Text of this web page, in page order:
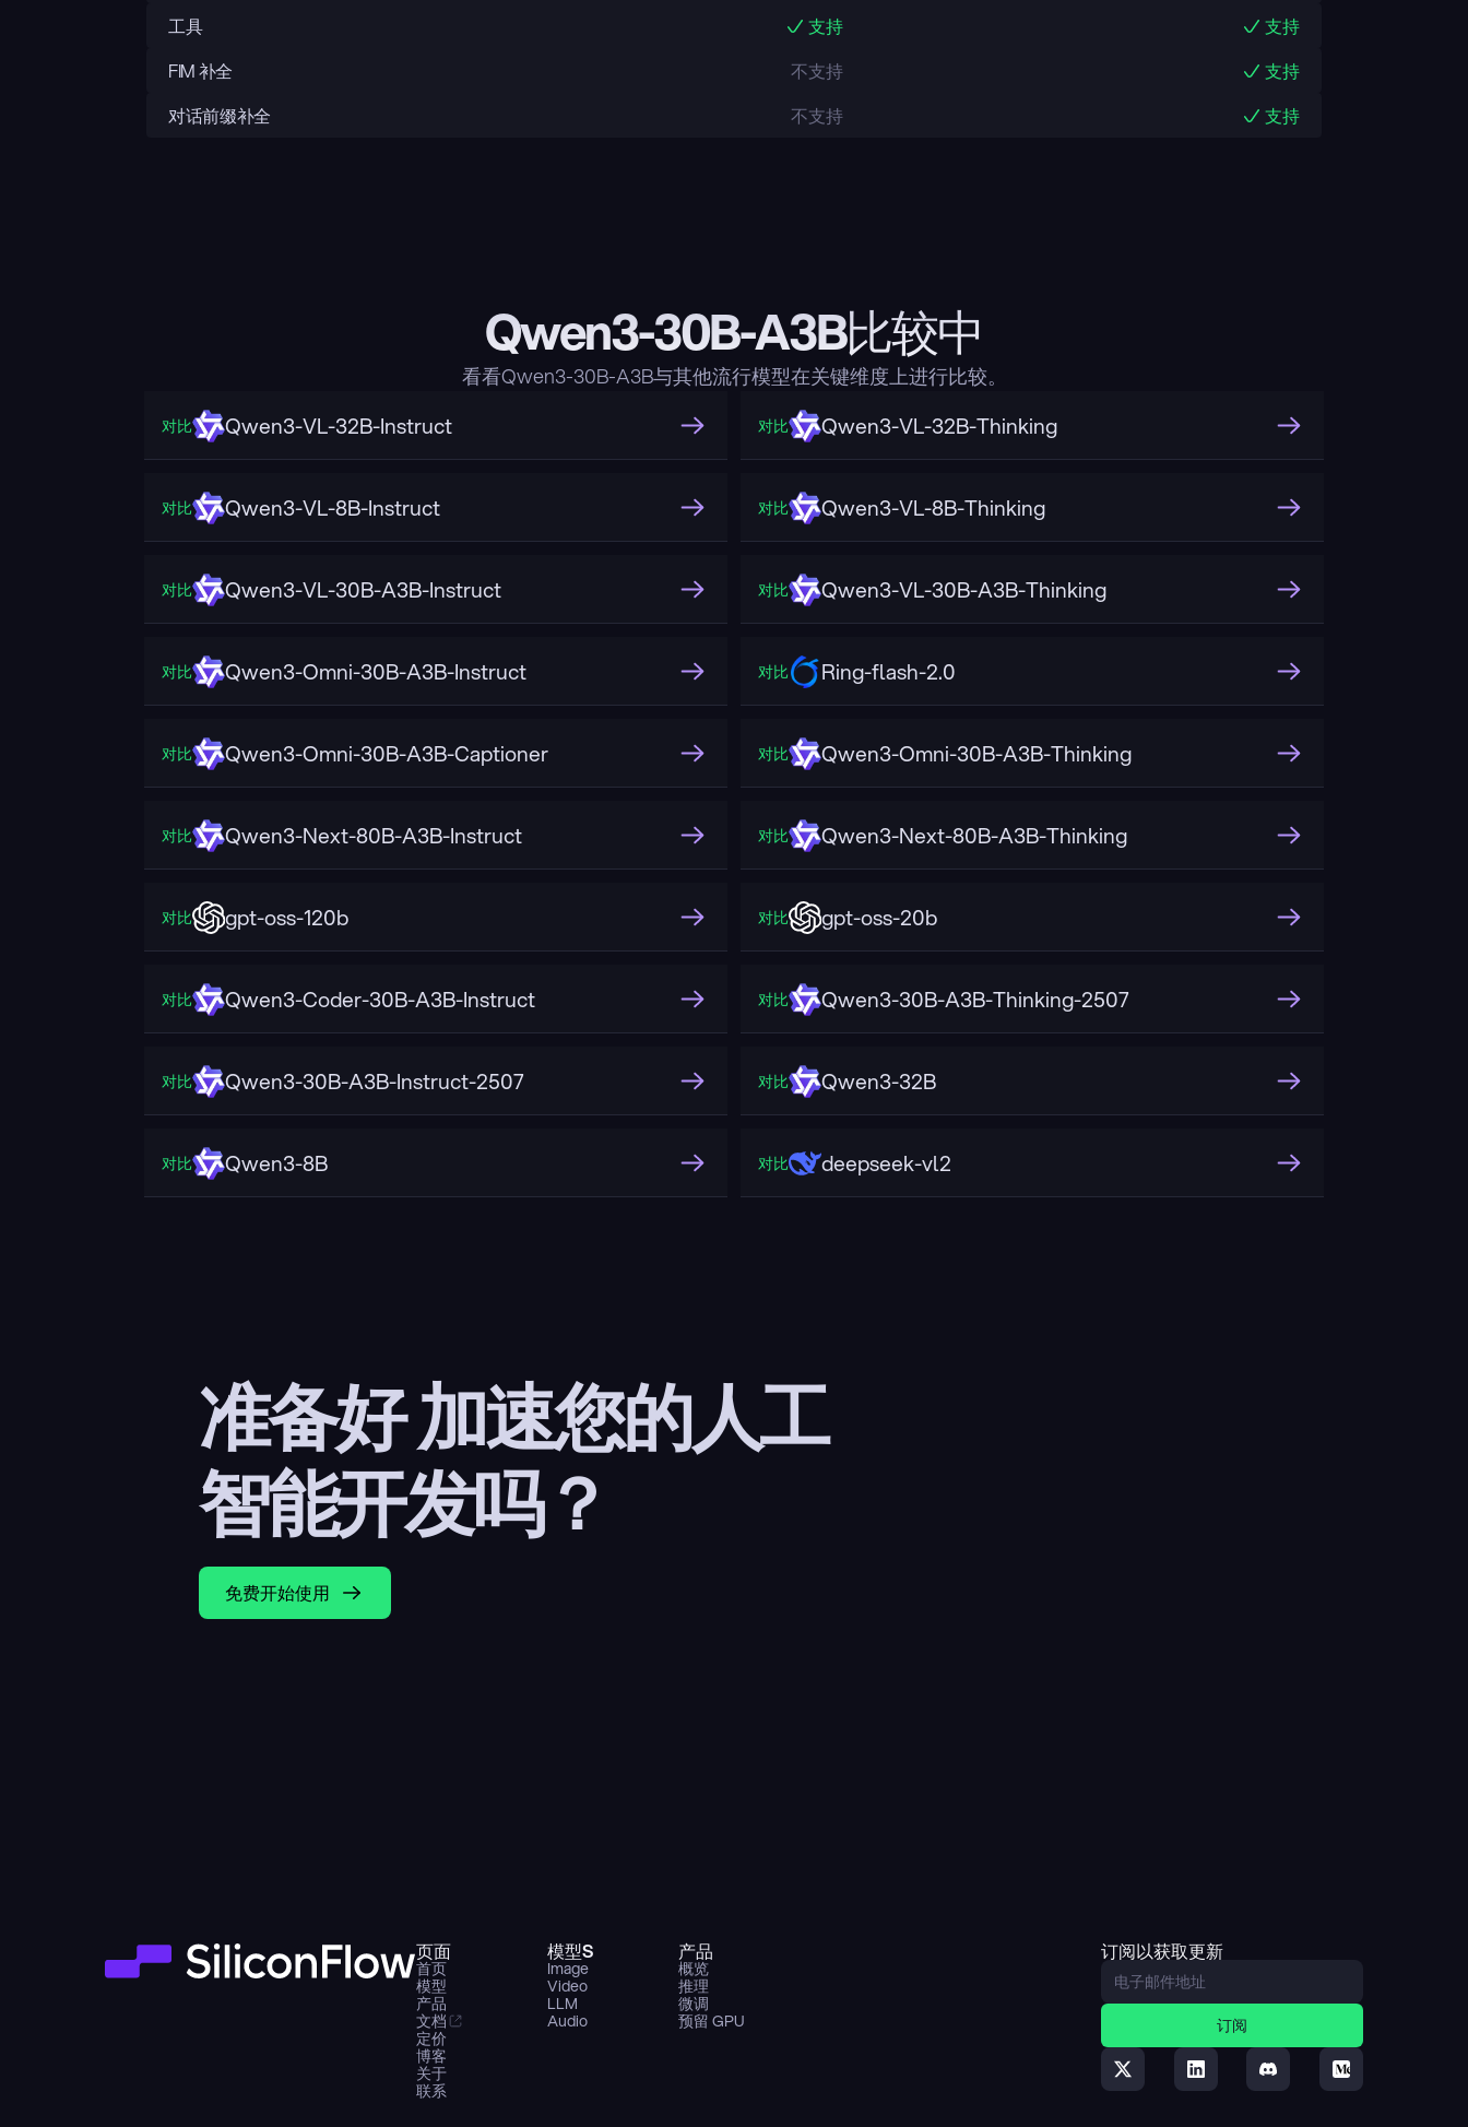
工具
支持
支持
FIM 补全
不支持
支持
对话前缀补全
不支持 支持
Qwen3-30B-A3B比较中
看看Qwen3-30B-A3B与其他流行模型在关键维度上进行比较。
对比 Qwen3-VL-32B-Instruct 对比 Qwen3-VL-32B-Thinking
对比 Qwen3-VL-8B-Instruct 对比 Qwen3-VL-8B-Thinking
对比 Qwen3-VL-30B-A3B-Instruct 对比 Qwen3-VL-30B-A3B-Thinking
对比 Qwen3-Omni-30B-A3B-Instruct 对比 Ring-flash-2.0
对比 Qwen3-Omni-30B-A3B-Captioner 对比 Qwen3-Omni-30B-A3B-Thinking
对比 Qwen3-Next-80B-A3B-Instruct 对比 Qwen3-Next-80B-A3B-Thinking
对比 gpt-oss-120b 对比 gpt-oss-20b
对比 Qwen3-Coder-30B-A3B-Instruct 对比 Qwen3-30B-A3B-Thinking-2507
对比 Qwen3-30B-A3B-Instruct-2507 对比 Qwen3-32B
对比 Qwen3-8B 对比 deepseek-vl2
准备好 加速您的人工
智能开发吗？
免费开始使用
页面
首页
模型
产品
文档
定价
博客
关于
联系
模型S
Image
Video
LLM
Audio
产品
概览
推理
微调
预留 GPU
订阅以获取更新
订阅